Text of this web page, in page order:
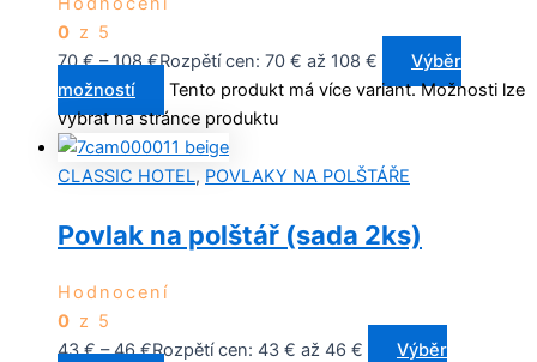
0 z 5
70€ – 108€Rozpětí cen: 70 € až 108 €
Výběr
možností
Tento produkt má více variant. Možnosti lze
vybrat na stránce produktu
CLASSIC HOTEL, POVLAKY NA POLŠTÁŘE
Povlak na polštář (sada 2ks)
Hodnocení
0 z 5
43€ – 46€Rozpětí cen: 43 € až 46 €
Výběr